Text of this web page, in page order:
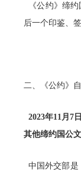
《公约》缔约
后一个印鉴、
二、《公约》
2023年11月7
其他缔约国公
中国外交部是